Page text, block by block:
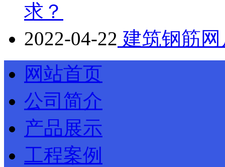
求？
2022-04-22 建筑钢筋
网站首页
公司简介
产品展示
工程案例